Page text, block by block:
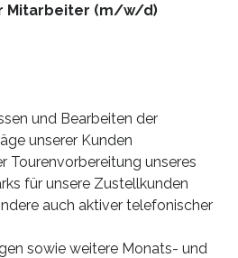
Mitarbeiter (m/w/d)
und Bearbeiten der
unserer Kunden
Tourenvorbereitung unseres
für unsere Zustellkunden
auch aktiver telefonischer
sowie weitere Monats- und